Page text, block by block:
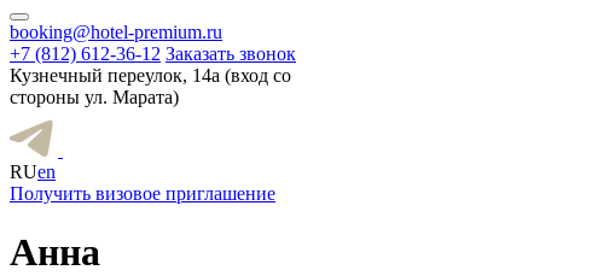
booking@hotel-premium.ru
+7 (812) 612-36-12 Заказать звонок
Кузнечный переулок, 14а (вход со
стороны ул. Марата)
RUen
Получить визовое приглашение
Анна